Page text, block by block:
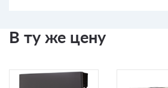
В ту же цену